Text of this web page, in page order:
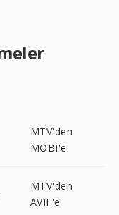
MTV'den
MOBI'e
MTV'den
AVIF'e